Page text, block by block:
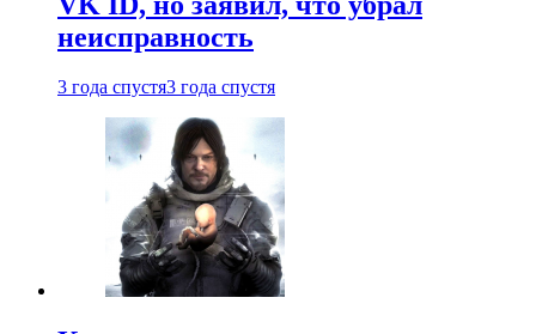
неисправность
3 года спустя3 года спустя